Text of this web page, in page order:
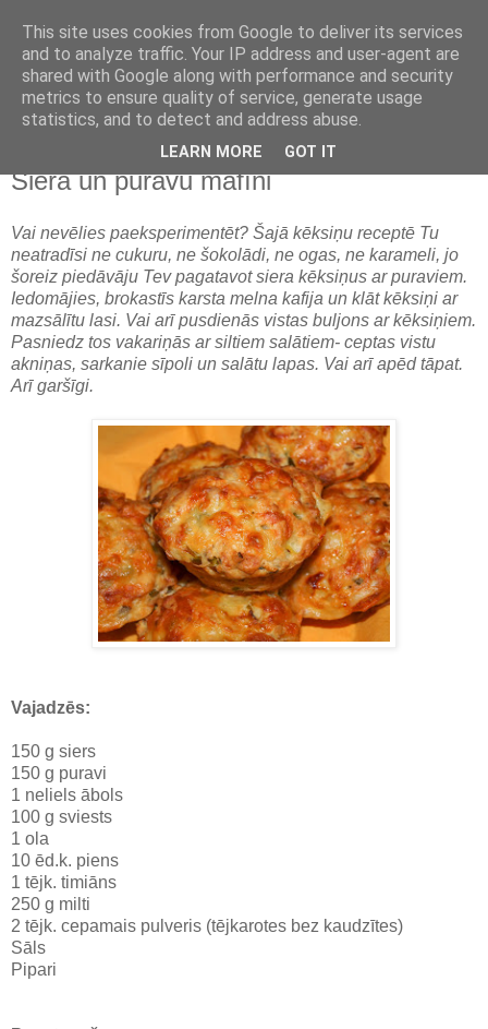
pirmdiena, 2010. gada 4. oktobris
Siera un puravu mafīni
Vai nevēlies paeksperimentēt? Šajā kēksiņu receptē Tu
neatradīsi ne cukuru, ne šokolādi, ne ogas, ne karameli, jo
šoreiz piedāvāju Tev pagatavot siera kēksiņus ar puraviem.
Iedomājies, brokastīs karsta melna kafija un klāt kēksiņi ar
mazsālītu lasi. Vai arī pusdienās vistas buljons ar kēksiņiem.
Pasniedz tos vakariņās ar siltiem salātiem- ceptas vistu
akniņas, sarkanie sīpoli un salātu lapas. Vai arī apēd tāpat.
Arī garšīgi.
Vajadzēs:
150 g siers
150 g puravi
1 neliels ābols
100 g sviests
1 ola
10 ēd.k. piens
1 tējk. timiāns
250 g milti
2 tējk. cepamais pulveris (tējkarotes bez kaudzītes)
Sāls
Pipari
This site uses cookies from Google to deliver its services
and to analyze traffic. Your IP address and user-agent are
shared with Google along with performance and security
metrics to ensure quality of service, generate usage
statistics, and to detect and address abuse.
LEARN MORE GOT IT